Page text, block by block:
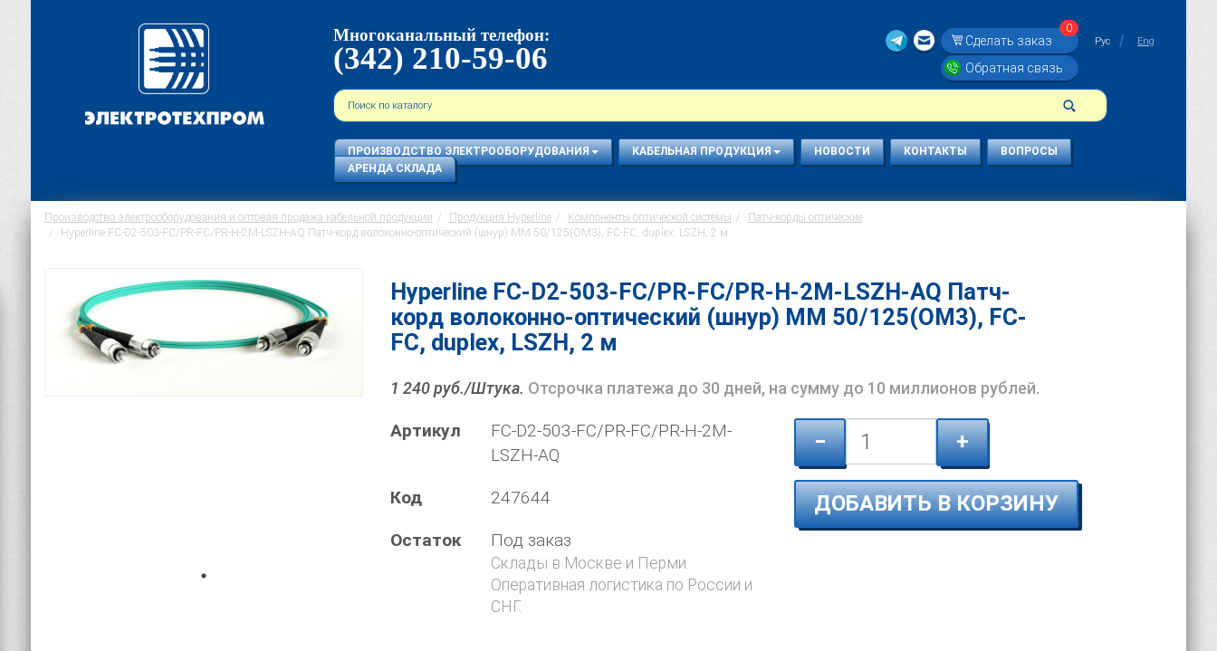
Многоканальный телефон:
(342) 210-59-06 Сделать заказ
0
Обратная связь
Рус Eng
ПРОИЗВОДСТВО ЭЛЕКТРООБОРУДОВАНИЯ КАБЕЛЬНАЯ ПРОДУКЦИЯ НОВОСТИ КОНТАКТЫ
ВОПРОСЫ
АРЕНДА СКЛАДА
Производство электрооборудования и оптовая продажа кабельной продукции Продукция Hyperline Компоненты оптической системы
Патч-корды оптические
Hyperline FC-D2-503-FC/PR-FC/PR-H-2M-LSZH-AQ Патч-корд волоконно-оптический (шнур) MM 50/125(OM3), FC-FC, duplex, LSZH, 2 м
Hyperline FC-D2-503-FC/PR-FC/PR-H-2M-LSZH-AQ Патч-
корд волоконно-оптический (шнур) MM 50/125(OM3), FC-
FC, duplex, LSZH, 2 м
1 240 руб./Штука. Отсрочка платежа до 30 дней, на сумму до 10 миллионов рублей.
Артикул
FC-D2-503-FC/PR-FC/PR-H-2M-
LSZH-AQ
Код 247644
Остаток Под заказ
Склады в Москве и Перми.
Оперативная логистика по России и
СНГ.
− +
ДОБАВИТЬ В КОРЗИНУ